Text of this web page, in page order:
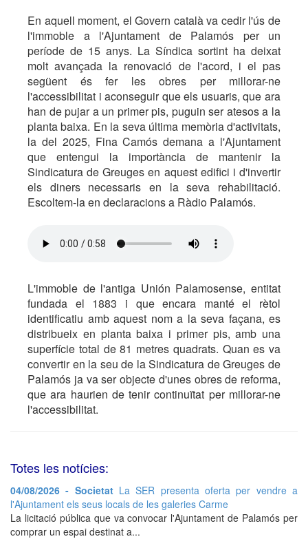
En aquell moment, el Govern català va cedir l'ús de
l'immoble a l'Ajuntament de Palamós per un
període de 15 anys. La Síndica sortint ha deixat
molt avançada la renovació de l'acord, i el pas
següent és fer les obres per millorar-ne
l'accessibilitat i aconseguir que els usuaris, que ara
han de pujar a un primer pis, puguin ser atesos a la
planta baixa. En la seva última memòria d'activitats,
la del 2025, Fina Camós demana a l'Ajuntament
que entengui la importància de mantenir la
Sindicatura de Greuges en aquest edifici i d'invertir
els diners necessaris en la seva rehabilitació.
Escoltem-la en declaracions a Ràdio Palamós.
L'immoble de l'antiga Unión Palamosense, entitat
fundada el 1883 i que encara manté el rètol
identificatiu amb aquest nom a la seva façana, es
distribueix en planta baixa i primer pis, amb una
superfície total de 81 metres quadrats. Quan es va
convertir en la seu de la Sindicatura de Greuges de
Palamós ja va ser objecte d'unes obres de reforma,
que ara haurien de tenir continuïtat per millorar-ne
l'accessibilitat.
Totes les notícies:
04/08/2026 - Societat La SER presenta oferta per vendre a
l'Ajuntament els seus locals de les galeries Carme
La licitació pública que va convocar l'Ajuntament de Palamós per
comprar un espai destinat a...